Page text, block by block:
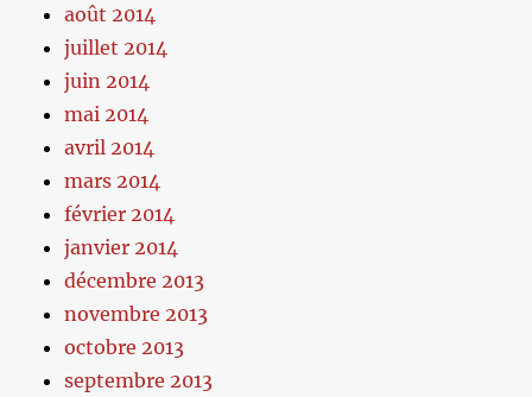
août 2014
juillet 2014
juin 2014
mai 2014
avril 2014
mars 2014
février 2014
janvier 2014
décembre 2013
novembre 2013
octobre 2013
septembre 2013